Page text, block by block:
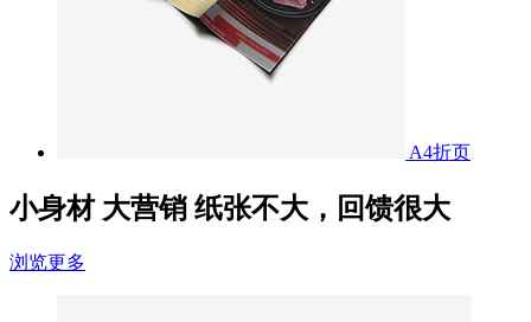
A4折页
小身材 大营销 纸张不大，回馈很大
浏览更多